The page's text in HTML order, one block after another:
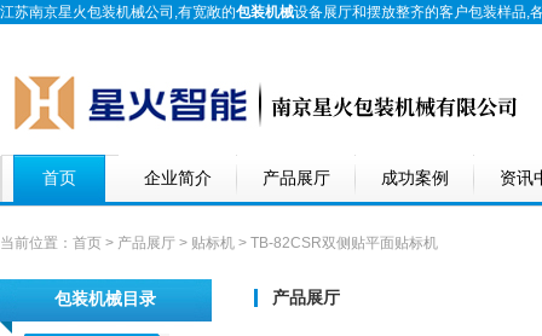
江苏南京星火包装机械公司,有宽敞的包装机械设备展厅和摆放整齐的客户包装样品,
首页 企业简介 产品展厅 成功案例 资讯
当前位置： 首页 > 产品展厅 > 贴标机 > TB-82CSR双侧贴平面贴标机
包装机械目录 产品展厅